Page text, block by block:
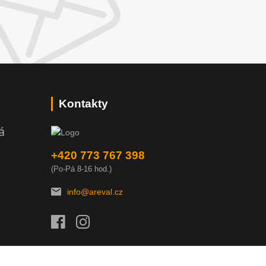
Kontakty
+420 773 767 398
(Po-Pá 8-16 hod.)
info@areval.cz